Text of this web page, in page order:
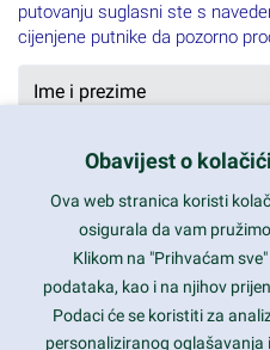
putovanju suglasni ste s
cijenjene putnike da pozorno
Obavijest o
Ova web stranica koristi
osigurala da vam
Klikom na "Prihvaćam
podataka, kao i na njihov
Podaci će se koristiti za
personaliziranog oglašavanja